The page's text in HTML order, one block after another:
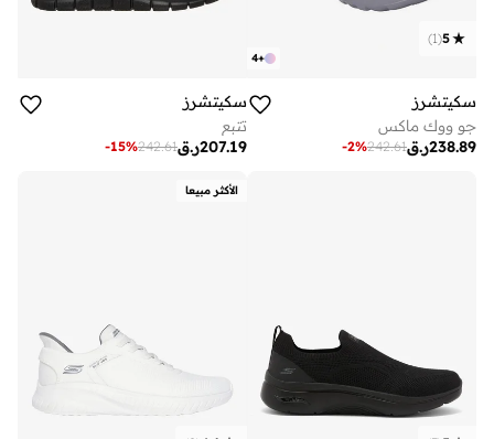
+
4
5
(
1
)
سكيتشرز
جو ووك ماكس
ر.ق238.89
242.61
-2%
سكيتشرز
تتبع
ر.ق207.19
242.61
-15%
الأكثر مبيعا